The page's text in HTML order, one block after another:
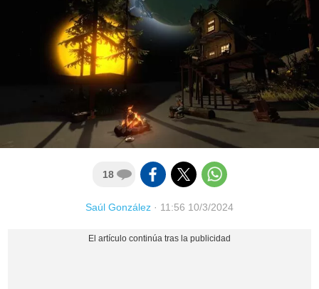
18
Saúl González · 11:56 10/3/2024